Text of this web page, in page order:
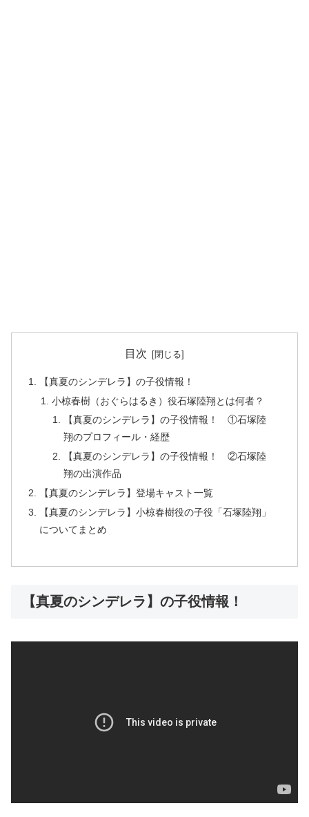
目次
【真夏のシンデレラ】の子役情報！
小椋春樹（おぐらはるき）役石塚陸翔とは何者？
【真夏のシンデレラ】の子役情報！ ①石塚陸
翔のプロフィール・経歴
【真夏のシンデレラ】の子役情報！ ②石塚陸
翔の出演作品
【真夏のシンデレラ】登場キャスト一覧
【真夏のシンデレラ】小椋春樹役の子役「石塚陸翔」
についてまとめ
【真夏のシンデレラ】の子役情報！